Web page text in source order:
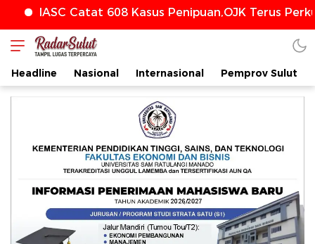
Catat 608 Kasus Penipuan,OJK Terus Perkuat
Headline Nasional Internasional Pemprov Sulut